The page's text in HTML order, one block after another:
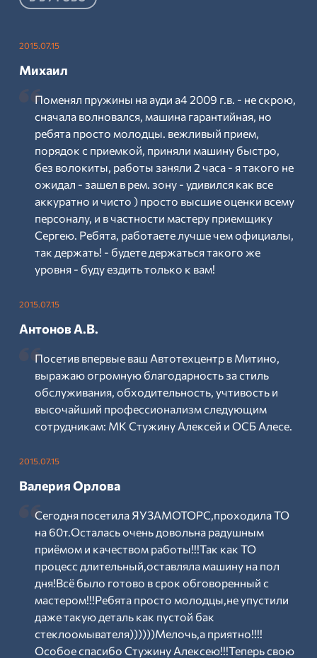
2015.07.15
Михаил
Поменял пружины на ауди а4 2009 г.в. - не скрою,
сначала волновался, машина гарантийная, но
ребята просто молодцы. вежливый прием,
порядок с приемкой, приняли машину быстро,
без волокиты, работы заняли 2 часа - я такого не
ожидал - зашел в рем. зону - удивился как все
аккуратно и чисто ) просто высшие оценки всему
персоналу, и в частности мастеру приемщику
Сергею. Ребята, работаете лучше чем официалы,
так держать! - будете держаться такого же
уровня - буду ездить только к вам!
2015.07.15
Антонов А.В.
Посетив впервые ваш Автотехцентр в Митино,
выражаю огромную благодарность за стиль
обслуживания, обходительность, учтивость и
высочайший профессионализм следующим
сотрудникам: МК Стужину Алексей и ОСБ Алесе.
2015.07.15
Валерия Орлова
Сегодня посетила ЯУЗАМОТОРС,проходила ТО
на 60т.Осталась очень довольна радушным
приёмом и качеством работы!!!Так как ТО
процесс длительный,оставляла машину на пол
дня!Всё было готово в срок обговоренный с
мастером!!!Ребята просто молодцы,не упустили
даже такую деталь как пустой бак
стеклоомывателя))))))Мелочь,а приятно!!!!
Особое спасибо Стужину Алексею!!!Теперь свою